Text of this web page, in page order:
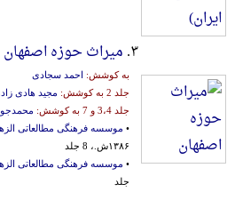
۳. میراث حوزه اصفهان
به کوشش: احمد سجادی
جلد 2 به کوشش:
مجید هادی
جلد 3،4 و 7 به کوشش:
• موسسه فرهنگی مطالعاتی
۱۳۸۶ش.، 8 جلد
• موسسه فرهنگی مطالعاتی
جلد